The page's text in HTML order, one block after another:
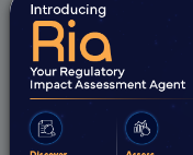
Oferta Freyr
Strategiczne
Regulacyjna